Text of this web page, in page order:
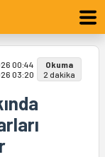
00:44
03:20
Okuma
2 dakika